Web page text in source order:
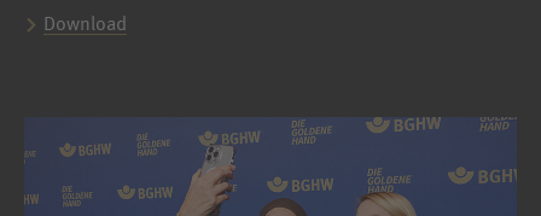
Download